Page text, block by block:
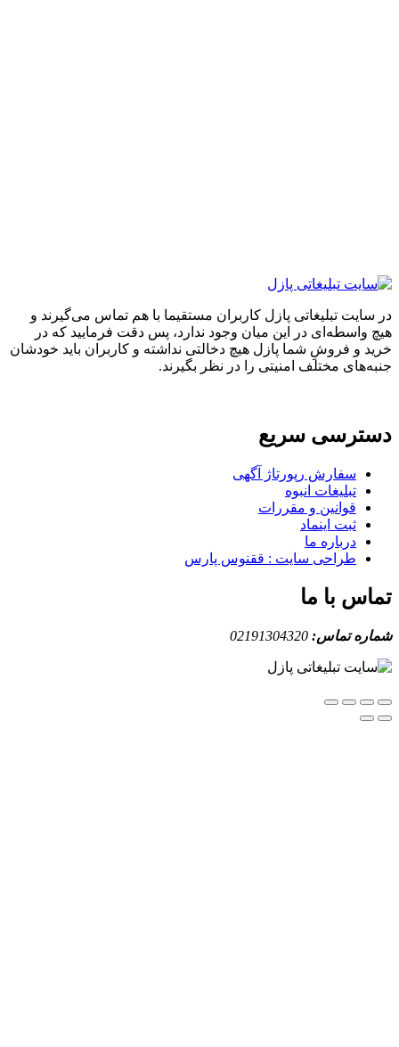
تبلیغاتی پازل کاربران مستقیما با هم تماس می‌گیرند و
در این میان وجود ندارد، پس دقت فرمایید که در
و فروشِ شما پازل هیچ دخالتی نداشته و کاربران باید خودشان
مختلف امنیتی را در نظر بگیرند.
سریع
سفارش رپورتاژ آگهی
تبلیغات انبوه
قوانین و مقررات
ثبت اینماد
درباره ما
طراحی سایت : ققنوس پارس
با ما
تماس:02191304320